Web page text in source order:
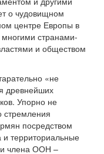
о чудовищном
центре Европы в
странами-
и обществом
«не
древнейших
Упорно не
стремления
посредством
и территориальные
члена ООН –